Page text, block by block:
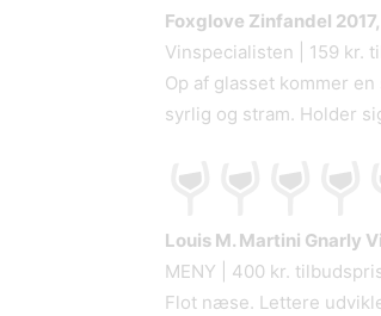
Foxglove Zinfandel
Vinspecialisten | 159 kr.
Op af glasset kommer
syrlig og stram. Holder
Louis M. Martini Gnarly
MENY | 400 kr.
Flot næse. Lettere